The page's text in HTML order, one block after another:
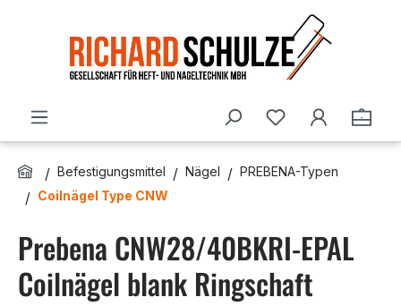
Du hast 0
Befestigungsmittel Nägel
PREBENA-Typen
Coilnägel Type CNW
Prebena CNW28/40BKRI-EPAL
Coilnägel blank Ringschaft